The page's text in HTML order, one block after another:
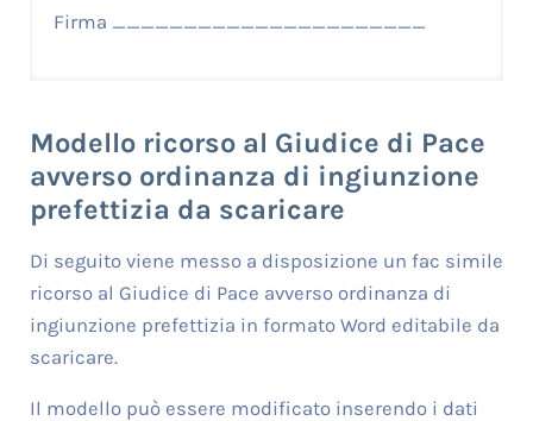
Firma ______________________
Modello ricorso al Giudice di Pace
avverso ordinanza di ingiunzione
prefettizia da scaricare
Di seguito viene messo a disposizione un fac simile
ricorso al Giudice di Pace avverso ordinanza di
ingiunzione prefettizia in formato Word editabile da
scaricare.
Il modello può essere modificato inserendo i dati